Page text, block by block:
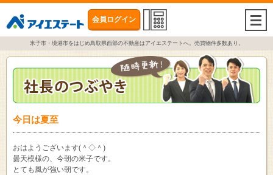
会員ログイン
米子市・境港市をはじめ鳥取県西部の不動産はアイエステートへ。売買物件多数あり。
今日は夏至
おはようございます(＾◇＾)
曇天模様の、今朝の米子です。
とても風が強い朝です。